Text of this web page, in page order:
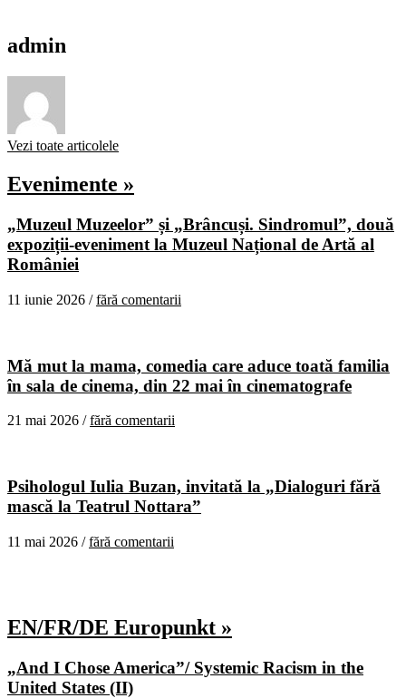
admin
Vezi toate articolele
Evenimente »
„Muzeul Muzeelor” și „Brâncuși. Sindromul”, două
expoziții-eveniment la Muzeul Național de Artă al
României
11 iunie 2026 /fără comentarii
Mă mut la mama, comedia care aduce toată familia
în sala de cinema, din 22 mai în cinematografe
21 mai 2026 /fără comentarii
Psihologul Iulia Buzan, invitată la „Dialoguri fără
mască la Teatrul Nottara”
11 mai 2026 /fără comentarii
EN/FR/DE Europunkt »
„And I Chose America”/ Systemic Racism in the
United States (II)